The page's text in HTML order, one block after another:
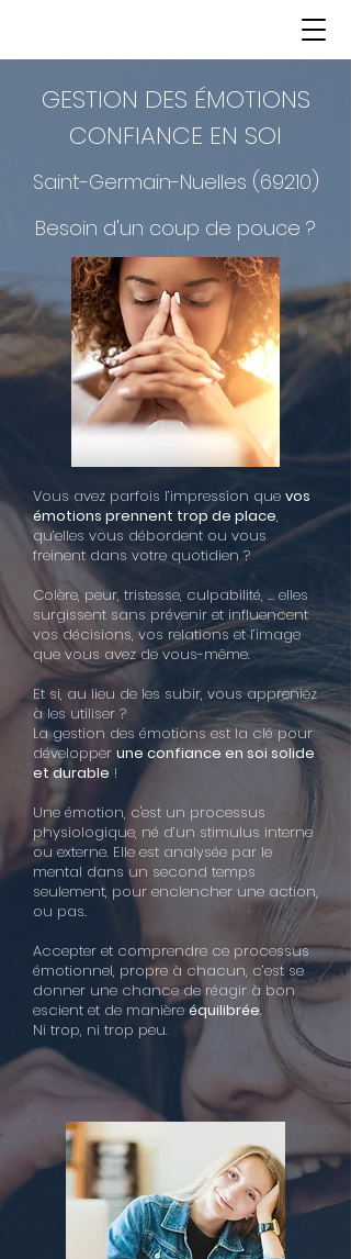
GESTION DES ÉMOTIONS
CONFIANCE EN SOI
Saint-Germain-Nuelles (69210)
Besoin d'un coup de pouce ?
Vous avez parfois l’impression que vos
émotions prennent trop de place,
qu’elles vous débordent ou vous
freinent dans votre quotidien ?
Colère, peur, tristesse, culpabilité, … elles
surgissent sans prévenir et influencent
vos décisions, vos relations et l’image
que vous avez de vous-même.
Et si, au lieu de les subir, vous appreniez
à les utiliser ?
La gestion des émotions est la clé pour
développer une confiance en soi solide
et durable !
Une émotion, c'est un processus
physiologique, né d’un stimulus interne
ou externe. Elle est analysée par le
mental dans un second temps
seulement, pour enclencher une action,
ou pas.
Accepter et comprendre ce processus
émotionnel, propre à chacun, c’est se
donner une chance de réagir à bon
escient et de manière équilibrée.
Ni trop, ni trop peu.